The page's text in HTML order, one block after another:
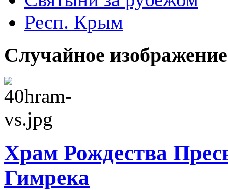
Респ. Крым
Случайное изображение
Храм Рождества
Гимрека